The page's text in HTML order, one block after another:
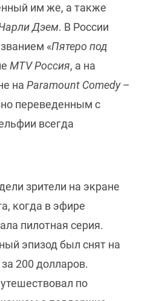
им же, а также
Чарли Дэем. В России
«Пятеро под
MTV Россия, а на
на Paramount Comedy–
переведенным с
всегда
зрители на экране
когда в эфире
пилотная серия.
эпизод был снят на
200 долларов.
по